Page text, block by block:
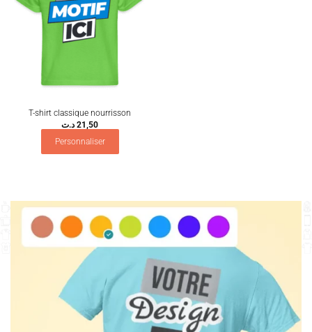
T-shirt classique nourrisson
21,50 د.ت
Personnaliser